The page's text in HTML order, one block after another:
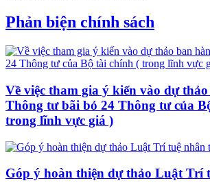
Phản biện chính sách
Về việc tham gia ý kiến vào dự
Thông tư bãi bỏ 24 Thông tư của
trong lĩnh vực giá )
Góp ý hoàn thiện dự thảo Luật Trí